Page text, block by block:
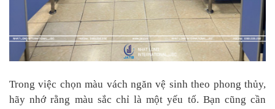
Trong việc chọn màu vách ngăn vệ sinh theo phong thủy,
hãy nhớ rằng màu sắc chỉ là một yếu tố. Bạn cũng cần